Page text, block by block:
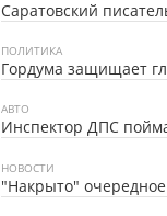
Саратовский
ПОЛИТИКА
Гордума защищает
АВТО
Инспектор ДПС
НОВОСТИ
"Накрыто"